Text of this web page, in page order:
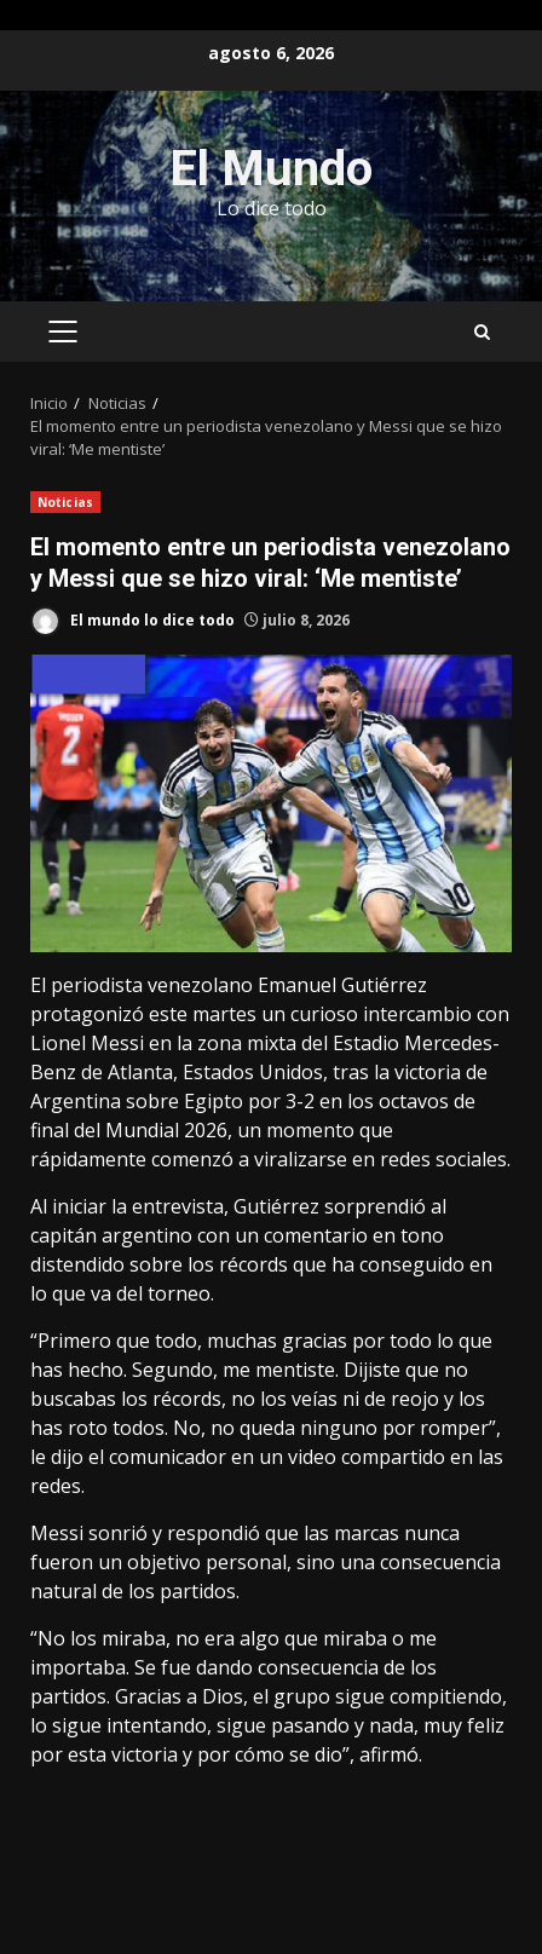
contenido
agosto 6, 2026
El Mundo
Lo dice todo
MENÚ
Inicio
Noticias
El momento entre un periodista venezolano y Messi que se hizo
viral: ‘Me mentiste’
Noticias
El momento entre un periodista venezolano
y Messi que se hizo viral: ‘Me mentiste’
El mundo lo dice todo julio 8, 2026
El periodista venezolano Emanuel Gutiérrez
protagonizó este martes un curioso intercambio con
Lionel Messi en la zona mixta del Estadio Mercedes-
Benz de Atlanta, Estados Unidos, tras la victoria de
Argentina sobre Egipto por 3-2 en los octavos de
final del Mundial 2026, un momento que
rápidamente comenzó a viralizarse en redes sociales.
Al iniciar la entrevista, Gutiérrez sorprendió al
capitán argentino con un comentario en tono
distendido sobre los récords que ha conseguido en
lo que va del torneo.
“Primero que todo, muchas gracias por todo lo que
has hecho. Segundo, me mentiste. Dijiste que no
buscabas los récords, no los veías ni de reojo y los
has roto todos. No, no queda ninguno por romper”,
le dijo el comunicador en un video compartido en las
redes.
Messi sonrió y respondió que las marcas nunca
fueron un objetivo personal, sino una consecuencia
natural de los partidos.
“No los miraba, no era algo que miraba o me
importaba. Se fue dando consecuencia de los
partidos. Gracias a Dios, el grupo sigue compitiendo,
lo sigue intentando, sigue pasando y nada, muy feliz
por esta victoria y por cómo se dio”, afirmó.